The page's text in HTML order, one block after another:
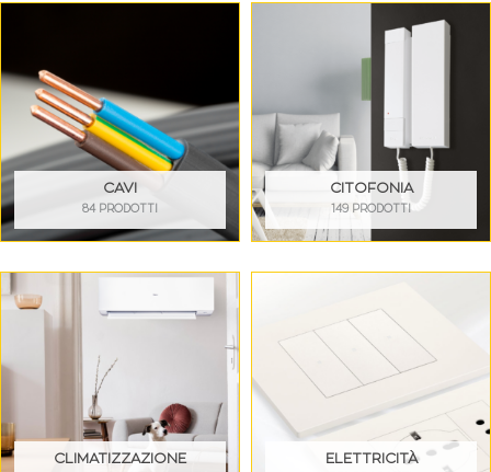
CAVI
84 PRODOTTI
CITOFONIA
149 PRODOTTI
CLIMATIZZAZIONE ELETTRICITÀ